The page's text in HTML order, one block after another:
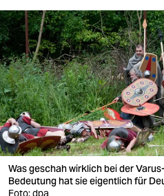
sport
berlin
nord
wahrheit
verlag
verlag
Was geschah wirklich bei der
Bedeutung hat sie eigentlich für
Foto: dpa